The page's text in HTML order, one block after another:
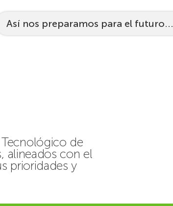
Así nos preparamos para el futuro...
de
alineados con el
prioridades y